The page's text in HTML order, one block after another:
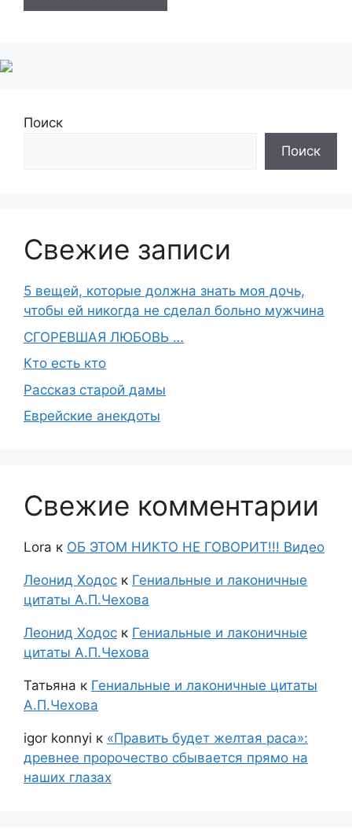
Поиск
Поиск
Свежие записи
5 вещей, которые должна знать моя дочь,
чтобы ей никогда не сделал больно мужчина
СГОРЕВШАЯ ЛЮБОВЬ …
Кто есть кто
Рассказ старой дамы
Еврейские анекдоты
Свежие комментарии
Lora к ОБ ЭТОМ НИКТО НЕ ГОВОРИТ!!! Видео
Леонид Ходос к Гениальные и лаконичные
цитаты А.П.Чехова
Леонид Ходос к Гениальные и лаконичные
цитаты А.П.Чехова
Татьяна к Гениальные и лаконичные цитаты
А.П.Чехова
igor konnyi к «Править будет желтая раса»:
древнее пророчество сбывается прямо на
наших глазах